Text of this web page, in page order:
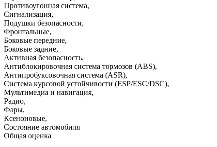
Противоугонная система,
Сигнализация,
Подушки безопасности,
Фронтальные,
Боковые передние,
Боковые задние,
Активная безопасность,
Антиблокировочная система тормозов (ABS),
Антипробуксовочная система (ASR),
Система курсовой устойчивости (ESP/ESC/DSC),
Мультимедиа и навигация,
Радио,
Фары,
Ксеноновые,
Состояние автомобиля
Общая оценка